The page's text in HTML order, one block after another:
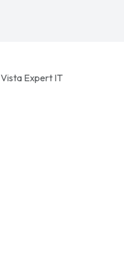
Vista Expert IT